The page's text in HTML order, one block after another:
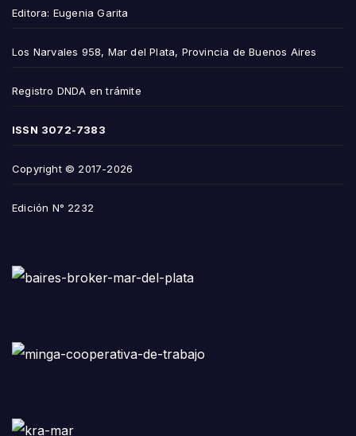
Editora: Eugenia Garita
Los Narvales 958, Mar del Plata, Provincia de Buenos Aires
Registro DNDA en trámite
ISSN 3072-7383
Copyright © 2017-2026
Edición N° 2232